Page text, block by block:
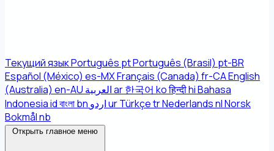
Текущий языкPortuguês ptPortuguês (Brasil) pt-BR
Español (México) es-MXFrançais (Canada) fr-CAEnglish
(Australia) en-AU العربيةar한국어 koहिन्दीhiBahasa
Indonesiaidবাংলাbn اردوurTürkçetrNederlandsnlNorsk
Bokmålnb
Открыть главное меню